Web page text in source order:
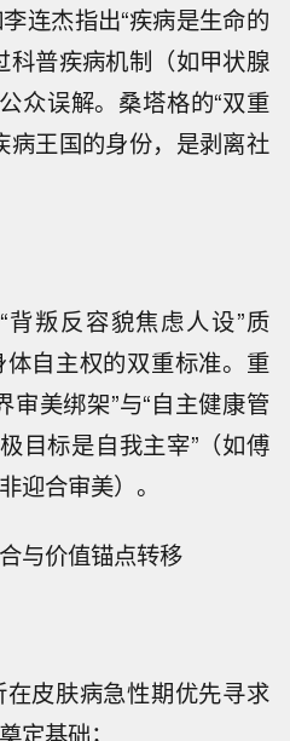
连杰指出“疾病是生命的
科普疾病机制（如甲状腺
众误解。桑塔格的“双重
病王国的身份，是剥离社
叛反容貌焦虑人设”质
自主权的双重标准。重
审美绑架”与“自主健康管
目标是自我主宰”（如傅
迎合审美）。
与价值锚点转移
皮肤病急性期优先寻求
定基础；